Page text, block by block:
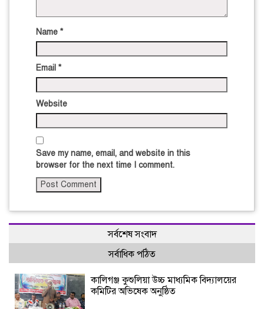
Name *
Email *
Website
Save my name, email, and website in this
browser for the next time I comment.
সর্বশেষ সংবাদ
সর্বাধিক পঠিত
কালিগঞ্জ কুশুলিয়া উচ্চ মাধ্যমিক বিদ্যালয়ের
কমিটির অভিষেক অনুষ্ঠিত